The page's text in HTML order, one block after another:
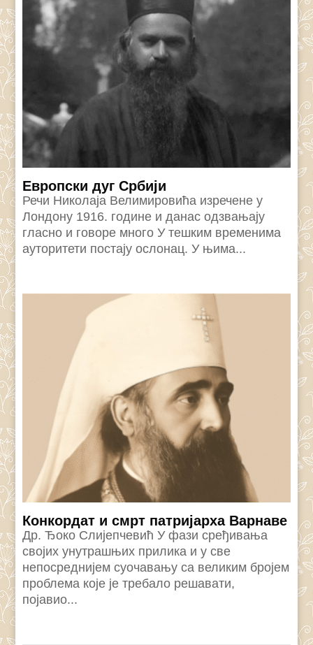
Eвропски дуг Србији
Речи Николаjа Велимировића изречене у
Лондону 1916. године и данас одзвањаjу
гласно и говоре много У тешким временима
ауторитети постаjу ослонац. У њима...
Конкордат и смрт патријарха Варнаве
Др. Ђоко Слијепчевић У фази сређивања
својих унутрашњих прилика и у све
непосреднијем суочавању са великим бројем
проблема које је требало решавати,
појавио...